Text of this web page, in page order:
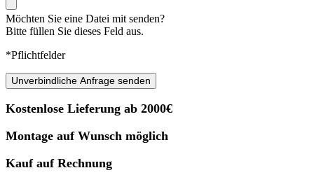
Möchten Sie eine Datei mit senden?
Bitte füllen Sie dieses Feld aus.
*Pflichtfelder
Unverbindliche Anfrage senden
Kostenlose Lieferung ab 2000€
Montage auf Wunsch möglich
Kauf auf Rechnung